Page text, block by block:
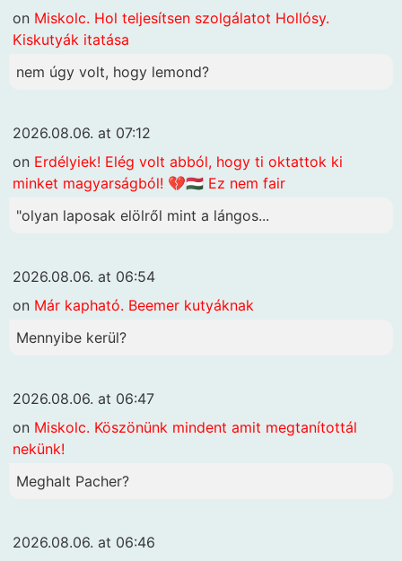
on Miskolc. Hol teljesítsen szolgálatot Hollósy.
Kiskutyák itatása
nem úgy volt, hogy lemond?
2026.08.06. at 07:12
on Erdélyiek! Elég volt abból, hogy ti oktattok ki
minket magyarságból! 💔🇭🇺 Ez nem fair
"olyan laposak elölről mint a lángos...
2026.08.06. at 06:54
on Már kapható. Beemer kutyáknak
Mennyibe kerül?
2026.08.06. at 06:47
on Miskolc. Köszönünk mindent amit megtanítottál
nekünk!
Meghalt Pacher?
2026.08.06. at 06:46